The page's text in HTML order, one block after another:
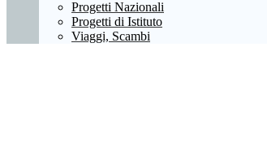
Progetti Nazionali
Progetti di Istituto
Viaggi, Scambi